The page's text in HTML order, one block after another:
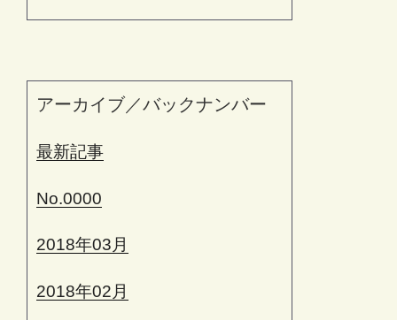
アーカイブ／バックナンバー
最新記事
No.0000
2018年03月
2018年02月